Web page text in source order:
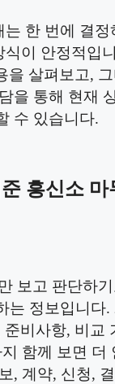
한 번에 결정
이 안정적입
을 살펴보고,
을 통해 현재
수 있습니다.
흥신소
보고 판단하
는 정보입니다.
비사항, 비교
함께 보면 더
, 계약, 신청,